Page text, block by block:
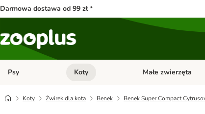
Darmowa dostawa od 99 zł *
Psy Otwórz menu kategorii: Psy
Koty Otwórz menu
Małe zwierzęta
Koty Żwirek dla kota Benek Benek Super Compact